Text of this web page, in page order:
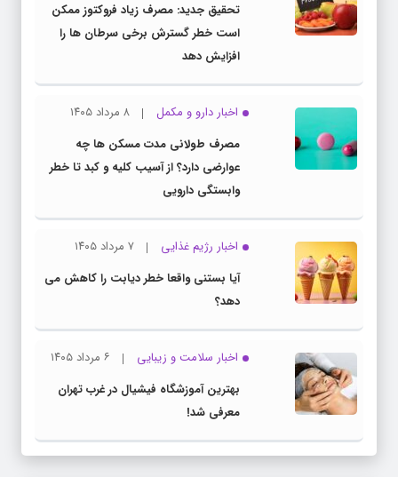
تحقیق جدید: مصرف زیاد فروکتوز ممکن
است خطر گسترش برخی سرطان ها را
افزایش دهد
اخبار دارو و مکمل
۸ مرداد ۱۴۰۵
مصرف طولانی مدت مسکن ها چه
عوارضی دارد؟ از آسیب کلیه و کبد تا خطر
وابستگی دارویی
اخبار رژیم غذایی
۷ مرداد ۱۴۰۵
آیا بستنی واقعا خطر دیابت را کاهش می
دهد؟
اخبار سلامت و زیبایی
۶ مرداد ۱۴۰۵
بهترین آموزشگاه فیشیال در غرب تهران
معرفی شد!